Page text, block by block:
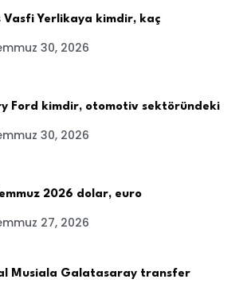
Vasfi Yerlikaya kimdir, kaç
30, 2026
Ford kimdir, otomotiv sektöründeki
30, 2026
2026 dolar, euro
27, 2026
Musiala Galatasaray transfer